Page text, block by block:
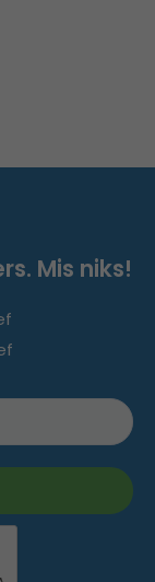
Mis niks!